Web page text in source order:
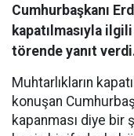
Cumhurbaşkanı
kapatılmasıyla
törende yanıt
Muhtarlıkların
konuşan
kapanması diye